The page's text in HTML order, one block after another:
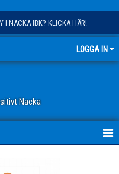
I NACKA IBK? KLICKA HÄR!
LOGGA IN
Nacka